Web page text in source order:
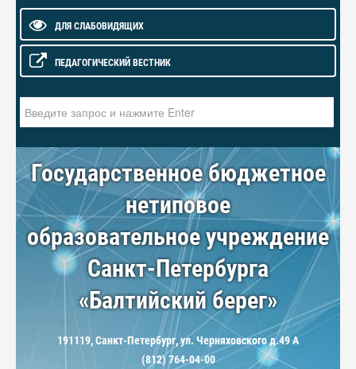
ДЛЯ СЛАБОВИДЯЩИХ
ПЕДАГОГИЧЕСКИЙ ВЕСТНИК
Государственное бюджетное
нетиповое
образовательное учреждение
Санкт-Петербурга
«Балтийский берег»
191119, Санкт-Петербург, ул. Черняховского д.49 А
(812) 764-04-00